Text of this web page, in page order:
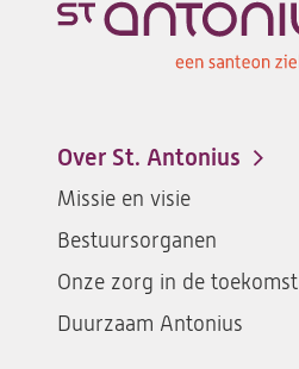
Footer-
menu
Over St. Antonius
Missie en visie
Bestuursorganen
Onze zorg in de toekomst
Duurzaam Antonius